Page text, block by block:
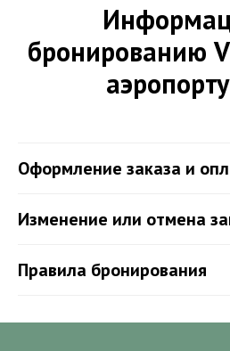
бронированию
Оформление заказа и
Изменение или отмена
Правила бронирования